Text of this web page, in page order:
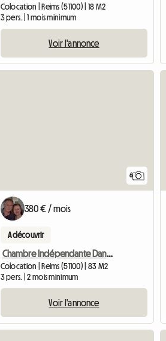
Colocation | Reims (51100) | 18 M2
3 pers. | 1 mois minimum
Voir l'annonce
6
380 € / mois
A découvrir
Chambre Indépendante Dans Colocation
Colocation | Reims (51100) | 83 M2
3 pers. | 2 mois minimum
Voir l'annonce